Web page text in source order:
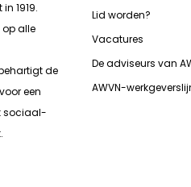
1919.
op alle
ehartigt de
een
sociaal-
Lid worden?
Vacatures
De adviseurs van
AWVN-